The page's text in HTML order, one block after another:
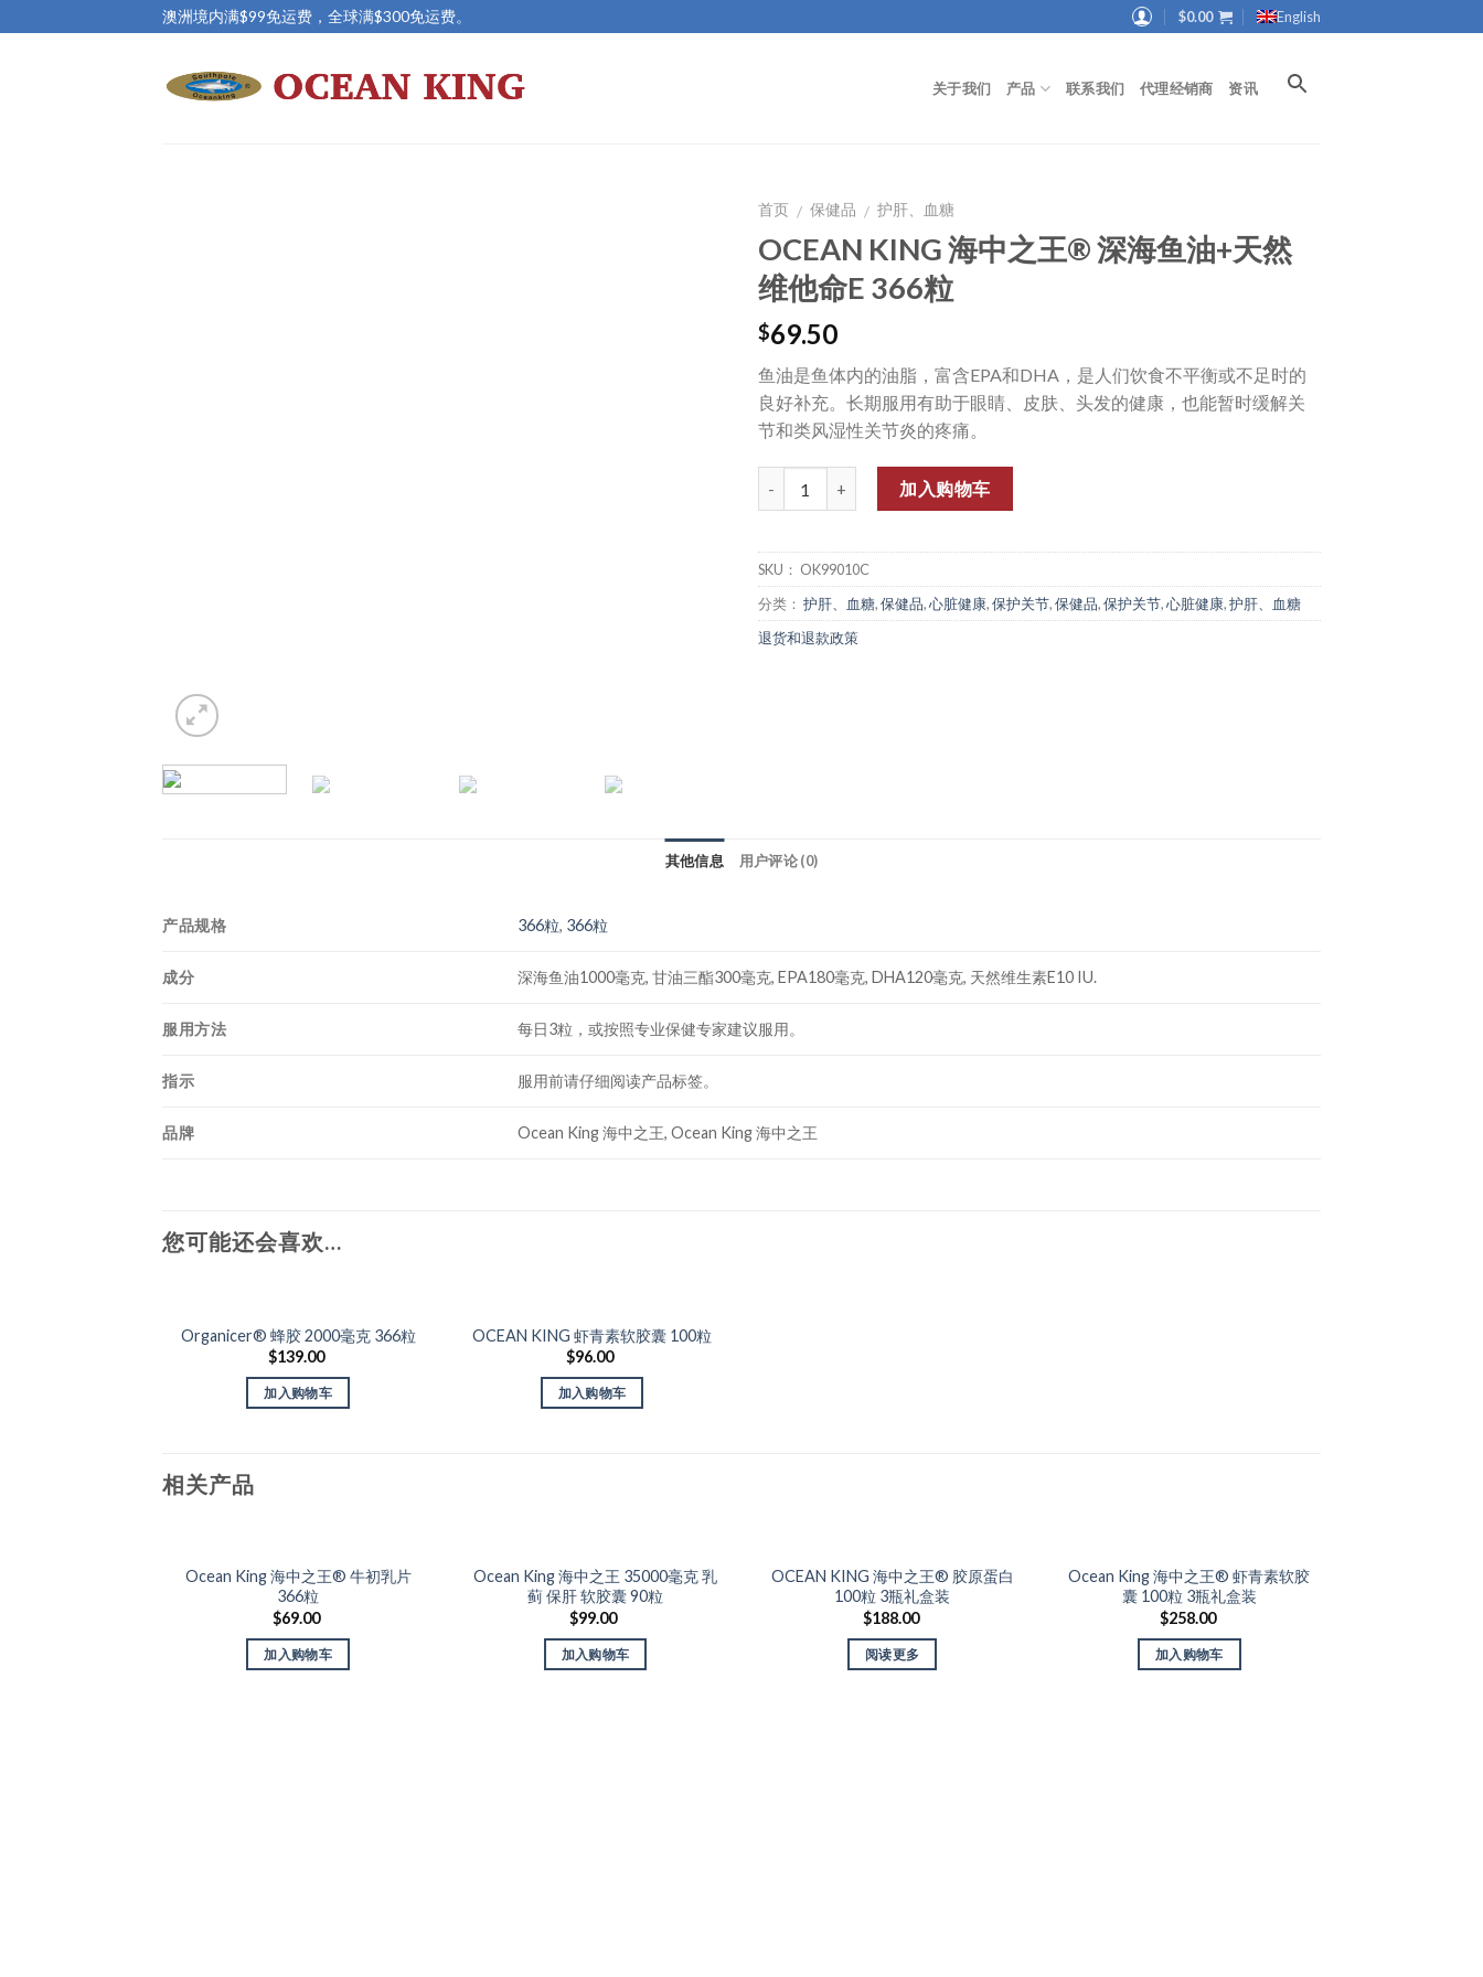
to
澳洲境内满$99免运费，全球满$300免运费。 $0.00 English
关于我们 产品 联系我们 代理经销商 资讯
首页 / 保健品 / 护肝、血糖
OCEAN KING 海中之王® 深海鱼油+天然
维他命E 366粒
$69.50
鱼油是鱼体内的油脂，富含EPA和DHA，是人们饮食不平衡或不足时的
良好补充。长期服用有助于眼睛、皮肤、头发的健康，也能暂时缓解关
节和类风湿性关节炎的疼痛。
加入购物车
SKU： OK99010C
分类： 护肝、血糖,保健品,心脏健康,保护关节,保健品,保护关节,心脏健康,护肝、血糖
退货和退款政策
其他信息 用户评论 (0)
产品规格 366粒, 366粒
成分 深海鱼油1000毫克, 甘油三酯300毫克, EPA180毫克, DHA120毫克, 天然维生素E10 IU.
服用方法 每日3粒，或按照专业保健专家建议服用。
指示 服用前请仔细阅读产品标签。
品牌 Ocean King 海中之王, Ocean King 海中之王
您可能还会喜欢…
Add to Wishlist
Organicer® 蜂胶 2000毫克 366粒
$139.00
加入购物车
Add to Wishlist
OCEAN KING 虾青素软胶囊 100粒
$96.00
加入购物车
相关产品
Add to Wishlist
Ocean King 海中之王® 牛初乳片
366粒
$69.00
加入购物车
Add to Wishlist
Ocean King 海中之王 35000毫克 乳
蓟 保肝 软胶囊 90粒
$99.00
加入购物车
Add to Wishlist
OCEAN KING 海中之王® 胶原蛋白
100粒 3瓶礼盒装
$188.00
阅读更多
Add to Wishlist
Ocean King 海中之王® 虾青素软胶
囊 100粒 3瓶礼盒装
$258.00
加入购物车